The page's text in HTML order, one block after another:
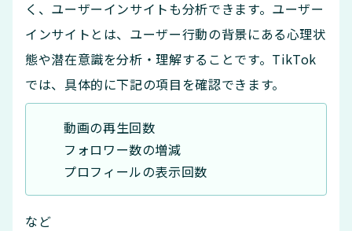
く、ユーザーインサイトも分析できます。ユーザー
インサイトとは、ユーザー行動の背景にある心理状
態や潜在意識を分析・理解することです。TikTok
では、具体的に下記の項目を確認できます。
動画の再生回数
フォロワー数の増減
プロフィールの表示回数
など